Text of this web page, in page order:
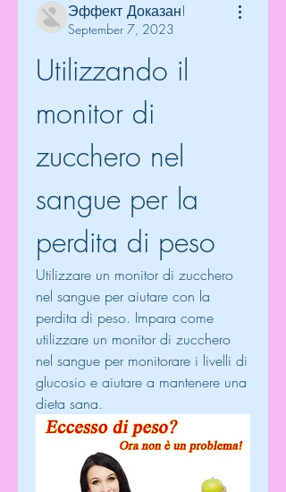
Эффект Доказан!
September 7, 2023
Utilizzando il
monitor di
zucchero nel
sangue per la
perdita di peso
Utilizzare un monitor di zucchero
nel sangue per aiutare con la
perdita di peso. Impara come
utilizzare un monitor di zucchero
nel sangue per monitorare i livelli di
glucosio e aiutare a mantenere una
dieta sana.